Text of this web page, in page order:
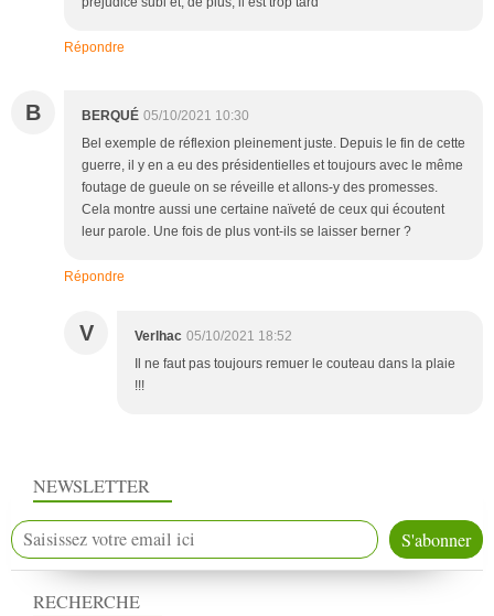
Répondre
B BERQUÉ 05/10/2021 10:30
Bel exemple de réflexion pleinement juste. Depuis le fin de cette
guerre, il y en a eu des présidentielles et toujours avec le même
foutage de gueule on se réveille et allons-y des promesses.
Cela montre aussi une certaine naïveté de ceux qui écoutent
leur parole. Une fois de plus vont-ils se laisser berner ?
Répondre
V Verlhac 05/10/2021 18:52
Il ne faut pas toujours remuer le couteau dans la plaie
!!!
NEWSLETTER
RECHERCHE